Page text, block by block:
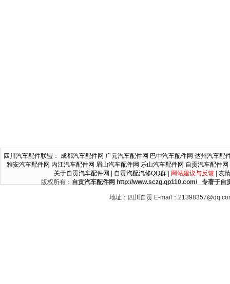
四川汽车配件联盟 ： 成都汽车配件网 广元汽车配件网 巴中汽车配件网 达州汽车配
雅安汽车配件网 内江汽车配件网 眉山汽车配件网 乐山汽车配件网 自贡汽车配件网
关于自贡汽车配件网
自贡汽配汽修QQ群| 网站建议与反馈| 友
版权所有： 自贡汽车配件网 http://www.sczg.qp110.com/ 专著于自
地址：四川自贡 E-mail：